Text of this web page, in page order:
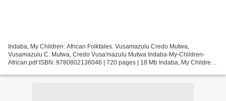
Indaba, My Children: African Folktales. Vusamazulu Credo Mutwa,
Vusamazulu C. Mutwa, Credo Vusa'mazulu Mutwa Indaba-My-Children-
African.pdf ISBN: 9780802136046 | 720 pages | 18 Mb Indaba, My Children: